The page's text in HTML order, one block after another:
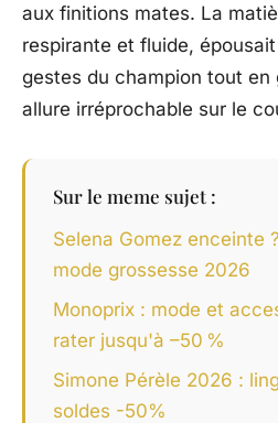
aux finitions mates. La
respirante et fluide,
gestes du champion tout en
allure irréprochable sur le
Sur le meme sujet :
Selena Gomez enceinte
mode grossesse 2026
Monoprix : mode et
rater jusqu'à –50 %
Simone Pérèle 2026 :
soldes -50%